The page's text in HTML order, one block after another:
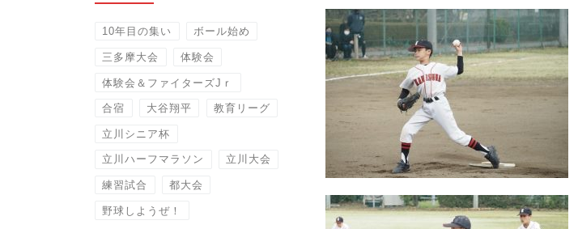
10年目の集い ボール始め
三多摩大会 体験会
体験会＆ファイターズJｒ
合宿 大谷翔平 教育リーグ
立川シニア杯
立川ハーフマラソン 立川大会
練習試合 都大会
野球しようぜ！